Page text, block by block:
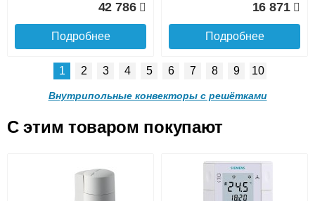
Подробнее о доставке
Конвектор
ITTB.090.250.1200 с
решеткой GRILL.LGA-25-
49 779
Подробнее
Конвектор
ITTB.090.250.1100 с
решеткой GRILL.LGA-25-
40 213
Подробнее
42 786
Подробнее
16 871
Подробнее
решеткой GRILL.SGW-20-
1 2 3 4 5 6 7 8 9 10
Внутрипольные конвекторы с решётками
C этим товаром покупают